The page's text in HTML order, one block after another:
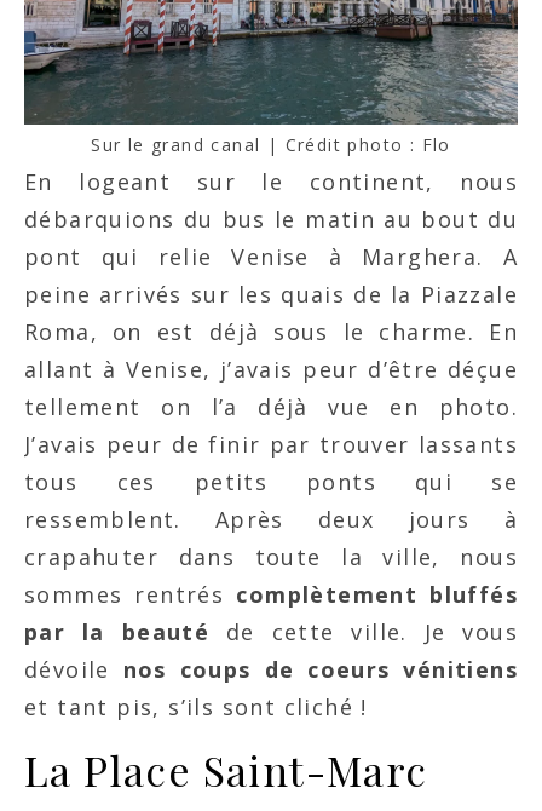
Sur le grand canal | Crédit photo : Flo
En logeant sur le continent, nous
débarquions du bus le matin au bout du
pont qui relie Venise à Marghera. A
peine arrivés sur les quais de la Piazzale
Roma, on est déjà sous le charme. En
allant à Venise, j’avais peur d’être déçue
tellement on l’a déjà vue en photo.
J’avais peur de finir par trouver lassants
tous ces petits ponts qui se
ressemblent. Après deux jours à
crapahuter dans toute la ville, nous
sommes rentrés complètement bluffés
par la beauté de cette ville. Je vous
dévoile nos coups de coeurs vénitiens
et tant pis, s’ils sont cliché !
La Place Saint-Marc